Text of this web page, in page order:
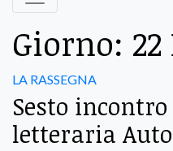
Giorno:
LA RASSEGNA
Sesto
letteraria